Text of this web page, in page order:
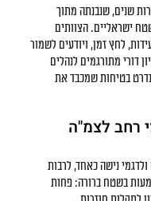
שנים, שנבנתה מתוך
ישראליים. הצוותים
לחץ זמן, ויודעים לשמור
דורי מתורגמים לנהלים
בטיחות שמכבד את
רחב לצמ"ה
נישה כאחד, לרבות
בשטח ברורה: פחות